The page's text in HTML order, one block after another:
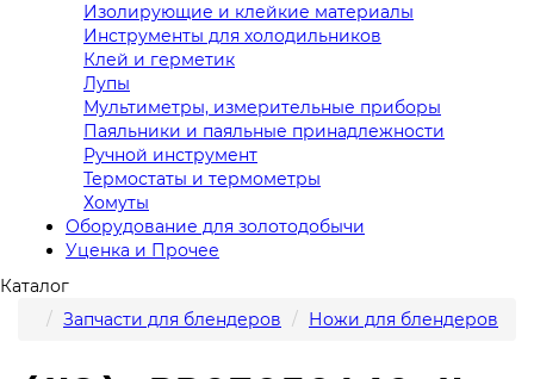
Изолирующие и клейкие материалы
Инструменты для холодильников
Клей и герметик
Лупы
Мультиметры, измерительные приборы
Паяльники и паяльные принадлежности
Ручной инструмент
Термостаты и термометры
Хомуты
Оборудование для золотодобычи
Уценка и Прочее
Каталог
Запчасти для блендеров
Ножи для блендеров